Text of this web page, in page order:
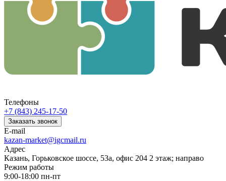
Телефоны
+7 (843) 245-17-50
Заказать звонок
E-mail
kazan-market@igcmail.ru
Адрес
Казань, ​Горьковское шоссе, 53а, офис 204 2 этаж; направо
Режим работы
9:00-18:00 пн-пт